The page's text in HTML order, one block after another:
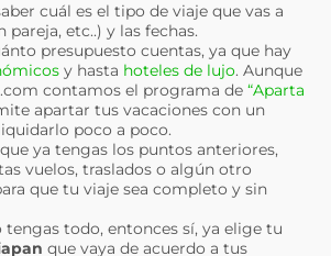
cuál es el tipo de viaje que vas a
pareja, etc..) y las fechas.
presupuesto cuentas, ya que hay
y hasta hoteles de lujo. Aunque
contamos el programa de “Aparta
apartar tus vacaciones con un
poco a poco.
ya tengas los puntos anteriores,
vuelos, traslados o algún otro
que tu viaje sea completo y sin
tengas todo, entonces sí, ya elige tu
que vaya de acuerdo a tus